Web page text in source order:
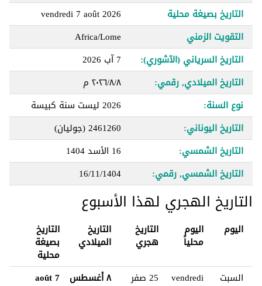
التاريخ بصيغة محلية
vendredi 7 août 2026
التقويت الزمني
Africa/Lome
التاريخ السرياني (الآشوري):
7 آب 2026
التاريخ الميلادي, رقمي:
٨‏/٨‏/٢٠٢٦ م
نوع السنة:
2026 ليست سنة كبيسة
التاريخ اليوناني:
2461260 (جوليان)
التاريخ الشمسي:
16 الأسد 1404
التاريخ الشمسي, رقمي:
16/11/1404
التاريخ الهجري لهذا الأسبوع
اليوم اليوم
محلياً
التاريخ
هجري
التاريخ
الميلادي
التاريخ
بصيغة
محلية
السبت
vendredi 25 صفر ٨ أغسطس 7 août